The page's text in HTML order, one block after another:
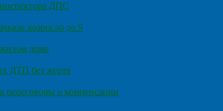
ДПС
возросло до 9
жилом доме
ДТП без жертв
о компенсации